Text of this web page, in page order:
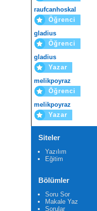
raufcanhoskal
Öğrenci
gladius
Öğrenci
gladius
Yazar
melikpoyraz
Öğrenci
melikpoyraz
Yazar
Siteler
Yazılım
Eğitim
Bölümler
Soru Sor
Makale Yaz
Sorular